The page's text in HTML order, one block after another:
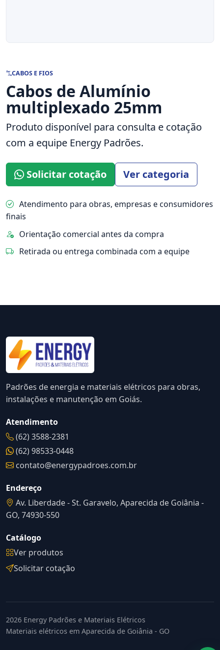
CABOS E FIOS
Cabos de Alumínio
multiplexado 25mm
Produto disponível para consulta e cotação
com a equipe Energy Padrões.
Solicitar cotação Ver categoria
Atendimento para obras, empresas e consumidores
finais
Orientação comercial antes da compra
Retirada ou entrega combinada com a equipe
Padrões de energia e materiais elétricos para obras,
instalações e manutenção em Goiás.
Atendimento
(62) 3588-2381
(62) 98533-0448
contato@energypadroes.com.br
Endereço
Av. Liberdade - St. Garavelo, Aparecida de Goiânia -
GO, 74930-550
Catálogo
Ver produtos
Solicitar cotação
2026 Energy Padrões e Materiais Elétricos
Materiais elétricos em Aparecida de Goiânia - GO